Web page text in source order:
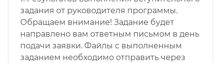
задания от руководителя программы.
Обращаем внимание! Задание будет
направлено вам ответным письмом в день
подачи заявки. Файлы с выполненным
заданием необходимо отправить через